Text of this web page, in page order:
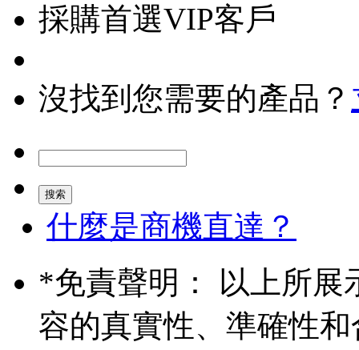
採購首選VIP客戶
沒找到您需要的產品？
什麼是商機直達？
*免責聲明： 以上所展
容的真實性、準確性